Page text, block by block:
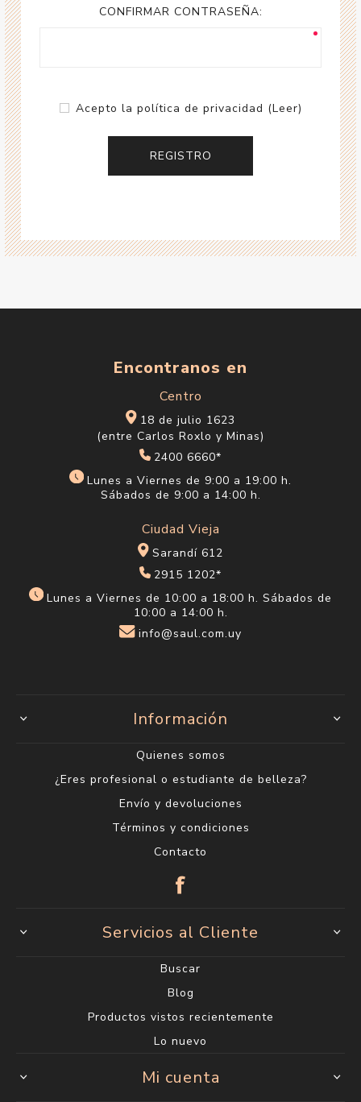
CONFIRMAR CONTRASEÑA:
Acepto la política de privacidad (Leer)
Encontranos en
Centro
18 de julio 1623
(entre Carlos Roxlo y Minas)
2400 6660*
Lunes a Viernes de 9:00 a 19:00 h.
Sábados de 9:00 a 14:00 h.
Ciudad Vieja
Sarandí 612
2915 1202*
Lunes a Viernes de 10:00 a 18:00 h. Sábados de
10:00 a 14:00 h.
info@saul.com.uy
Información
Quienes somos
¿Eres profesional o estudiante de belleza?
Envío y devoluciones
Términos y condiciones
Contacto
Servicios al Cliente
Buscar
Blog
Productos vistos recientemente
Lo nuevo
Mi cuenta